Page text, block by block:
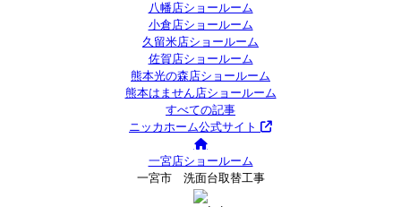
八幡店ショールーム
小倉店ショールーム
久留米店ショールーム
佐賀店ショールーム
熊本光の森店ショールーム
熊本はません店ショールーム
すべての記事
ニッカホーム公式サイト
一宮店ショールーム
一宮市 洗面台取替工事